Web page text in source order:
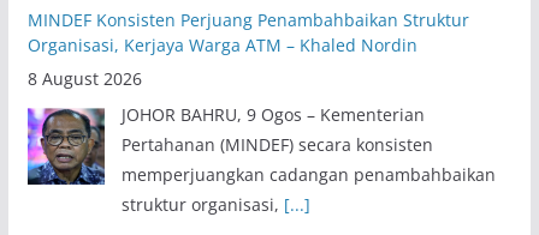
Organisasi, Kerjaya Warga ATM – Khaled Nordin
Pertahanan (MINDEF) secara konsisten
memperjuangkan cadangan penambahbaikan
struktur organisasi,